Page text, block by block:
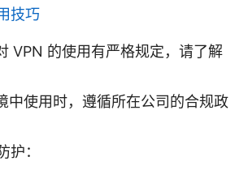
技巧
VPN 的使用有严格规定，请了解
中使用时，遵循所在公司的合规政
护：